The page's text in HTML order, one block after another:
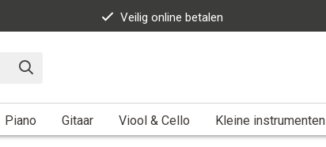
Veilig online betalen
Piano Gitaar Viool & Cello Kleine instrumenten